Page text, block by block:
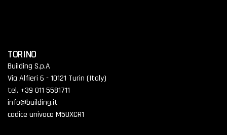
TORINO
Building S.p.A
Via Alfieri 6 - 10121 Turin (Italy)
tel. +39 011 5581711
info@building.it
codice univoco M5UXCR1